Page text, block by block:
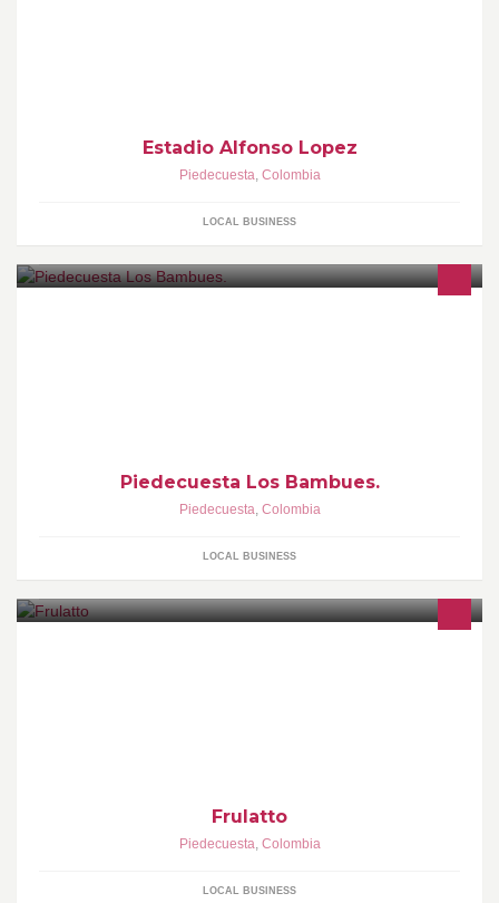
Estadio Alfonso Lopez
Piedecuesta, Colombia
LOCAL BUSINESS
Piedecuesta Los Bambues.
Piedecuesta, Colombia
LOCAL BUSINESS
Frulatto
Piedecuesta, Colombia
LOCAL BUSINESS